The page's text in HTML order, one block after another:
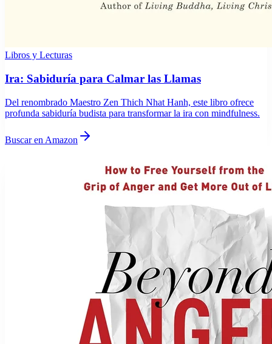
Libros y Lecturas
Ira: Sabiduría para Calmar las Llamas
Del renombrado Maestro Zen Thich Nhat Hanh, este libro ofrece
profunda sabiduría budista para transformar la ira con mindfulness.
Buscar en Amazon